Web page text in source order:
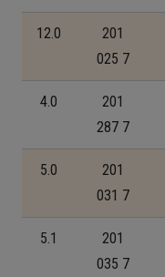
12.0
201
025 7
4.0
201
287 7
5.0
201
031 7
5.1
201
035 7